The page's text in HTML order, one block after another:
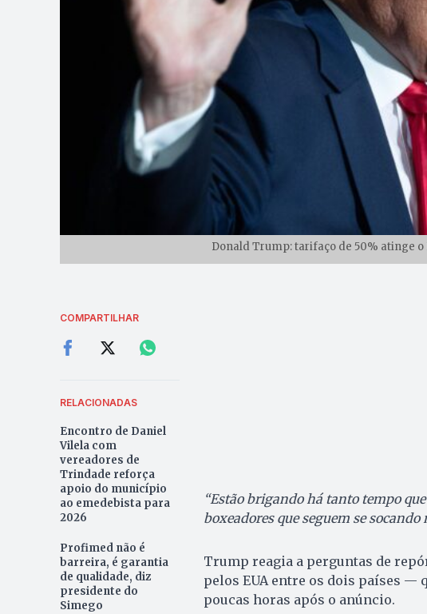
Donald Trump: tarifaço de 50% atinge o
COMPARTILHAR
RELACIONADAS
Encontro de Daniel
Vilela com
vereadores de
Trindade reforça
apoio do município
ao emedebista para
2026
Profimed não é
barreira, é garantia
de qualidade, diz
presidente do
Simego
“Estão brigando há tanto tempo
boxeadores que seguem se
Trump reagia a perguntas de
pelos EUA entre os dois países —
poucas horas após o anúncio.